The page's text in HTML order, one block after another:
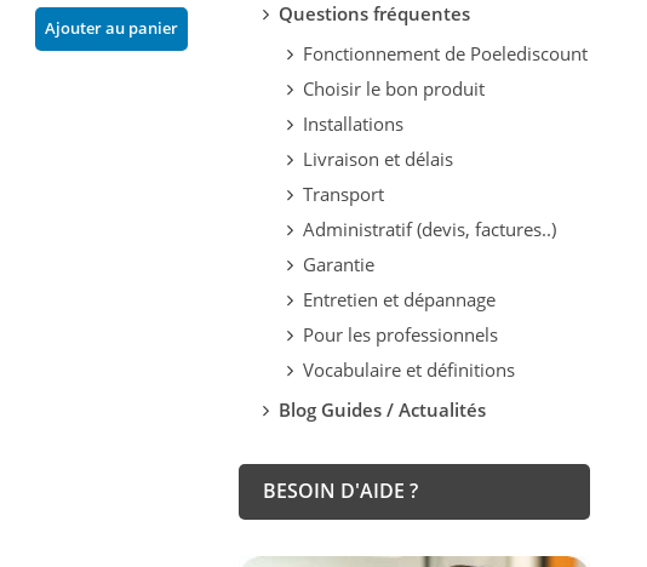
Ajouter au panier
Ajouter au panier
Questions fréquentes
Fonctionnement de Poelediscount
Choisir le bon produit
Installations
Livraison et délais
Transport
Administratif (devis, factures..)
Garantie
Entretien et dépannage
Pour les professionnels
Vocabulaire et définitions
Blog Guides / Actualités
BESOIN D'AIDE ?